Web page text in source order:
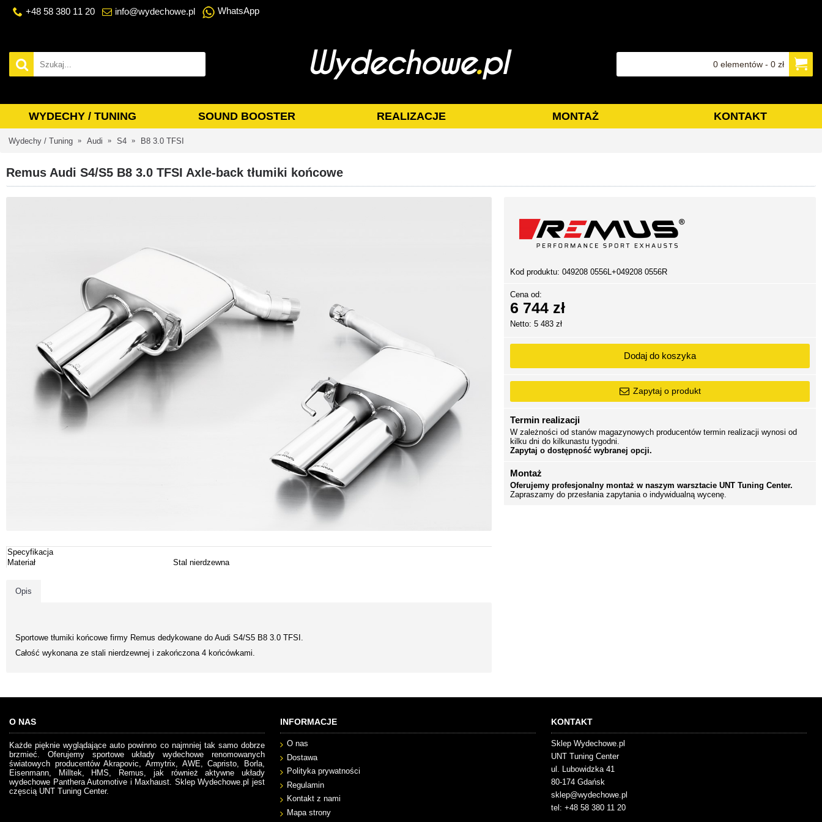
+48 58 380 11 20 info@wydechowe.pl WhatsApp
0 elementów - 0 zł
WYDECHY / TUNING SOUND BOOSTER REALIZACJE MONTAŻ KONTAKT
Wydechy / Tuning Audi S4 B8 3.0 TFSI
Remus Audi S4/S5 B8 3.0 TFSI Axle-back tłumiki końcowe
Specyfikacja
Materiał
Stal nierdzewna
Opis
Sportowe tłumiki końcowe firmy Remus dedykowane do Audi S4/S5 B8 3.0 TFSI.
Całość wykonana ze stali nierdzewnej i zakończona 4 końcówkami.
Kod produktu:049208 0556L+049208 0556R
Cena od:
6 744 zł
Netto: 5 483 zł
Dodaj do koszyka
Zapytaj o produkt
Termin realizacji
W zależności od stanów magazynowych producentów termin realizacji wynosi od
kilku dni do kilkunastu tygodni.
Zapytaj o dostępność wybranej opcji.
Montaż
Oferujemy profesjonalny montaż w naszym warsztacie UNT Tuning Center.
Zapraszamy do przesłania zapytania o indywidualną wycenę.
O NAS
Każde pięknie wyglądające auto powinno co najmniej tak samo dobrze
brzmieć. Oferujemy sportowe układy wydechowe renomowanych
światowych producentów Akrapovic, Armytrix, AWE, Capristo, Borla,
Eisenmann, Milltek, HMS, Remus, jak również aktywne układy
wydechowe Panthera Automotive i Maxhaust. Sklep Wydechowe.pl jest
częscią UNT Tuning Center.
INFORMACJE
O nas
Dostawa
Polityka prywatności
Regulamin
Kontakt z nami
Mapa strony
KONTAKT
Sklep Wydechowe.pl
UNT Tuning Center
ul. Lubowidzka 41
80-174 Gdańsk
sklep@wydechowe.pl
tel: +48 58 380 11 20